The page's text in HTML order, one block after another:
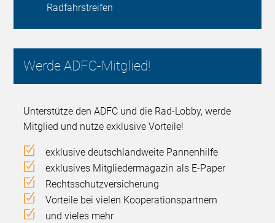
Radfahrstreifen
Werde ADFC-Mitglied!
Unterstütze den ADFC und die Rad-Lobby, werde
Mitglied und nutze exklusive Vorteile!
exklusive deutschlandweite Pannenhilfe
exklusives Mitgliedermagazin als E-Paper
Rechtsschutzversicherung
Vorteile bei vielen Kooperationspartnern
und vieles mehr